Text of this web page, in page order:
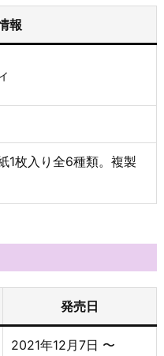
報
1枚入り全6種類。複製
発売日
2021年12月7日 〜